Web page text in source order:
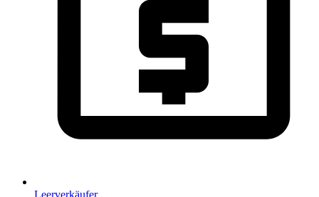
Leerverkäufer